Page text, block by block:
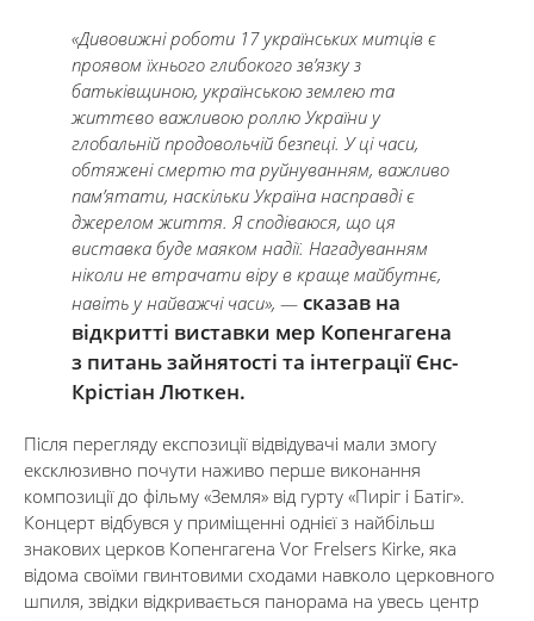
«Дивовижні роботи 17 українських митців є
проявом їхнього глибокого зв’язку з
батьківщиною, українською землею та
життєво важливою роллю України у
глобальній продовольчій безпеці. У ці часи,
обтяжені смертю та руйнуванням, важливо
пам’ятати, наскільки Україна насправді є
джерелом життя. Я сподіваюся, що ця
виставка буде маяком надії. Нагадуванням
ніколи не втрачати віру в краще майбутнє,
навіть у найважчі часи», — сказав на
відкритті виставки мер Копенгагена
з питань зайнятості та інтеграції Єнс-
Крістіан Люткен.
Після перегляду експозиції відвідувачі мали змогу
ексклюзивно почути наживо перше виконання
композиції до фільму «Земля» від гурту «Пиріг і Батіг».
Концерт відбувся у приміщенні однієї з найбільш
знакових церков Копенгагена Vor Frelsers Kirke, яка
відома своїми гвинтовими сходами навколо церковного
шпиля, звідки відкривається панорама на увесь центр